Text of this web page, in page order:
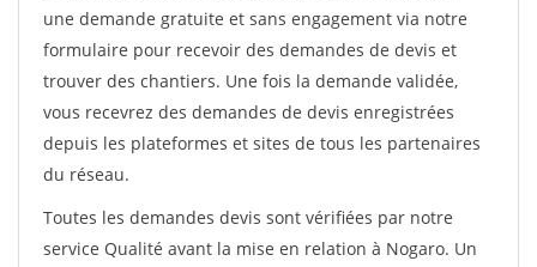
une demande gratuite et sans engagement via notre
formulaire pour recevoir des demandes de devis et
trouver des chantiers. Une fois la demande validée,
vous recevrez des demandes de devis enregistrées
depuis les plateformes et sites de tous les partenaires
du réseau.
Toutes les demandes devis sont vérifiées par notre
service Qualité avant la mise en relation à Nogaro. Un